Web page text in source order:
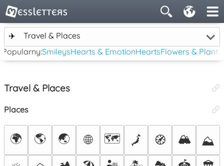
✈️
Travel & Places
Popularny:SmileysHearts & EmotionHeartsFlowers & Plants
Travel & Places
Places
🌍 🌎 🌏 🌐 🗺️ 🗾 🧭 🏔️
⛰️